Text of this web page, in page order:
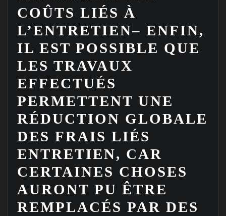
COÛTS LIÉS À
L’ENTRETIEN– ENFIN,
IL EST POSSIBLE QUE
LES TRAVAUX
EFFECTUÉS
PERMETTENT UNE
RÉDUCTION GLOBALE
DES FRAIS LIÉS
ENTRETIEN, CAR
CERTAINES CHOSES
AURONT PU ÊTRE
REMPLACÉS PAR DES